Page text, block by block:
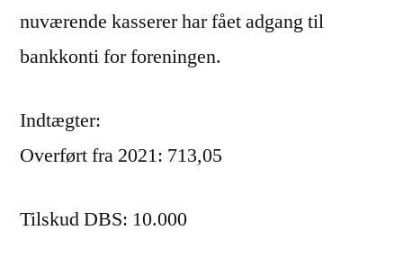
nuværende kasserer har fået adgang til
bankkonti for foreningen.
Indtægter:
Overført fra 2021: 713,05
Tilskud DBS: 10.000